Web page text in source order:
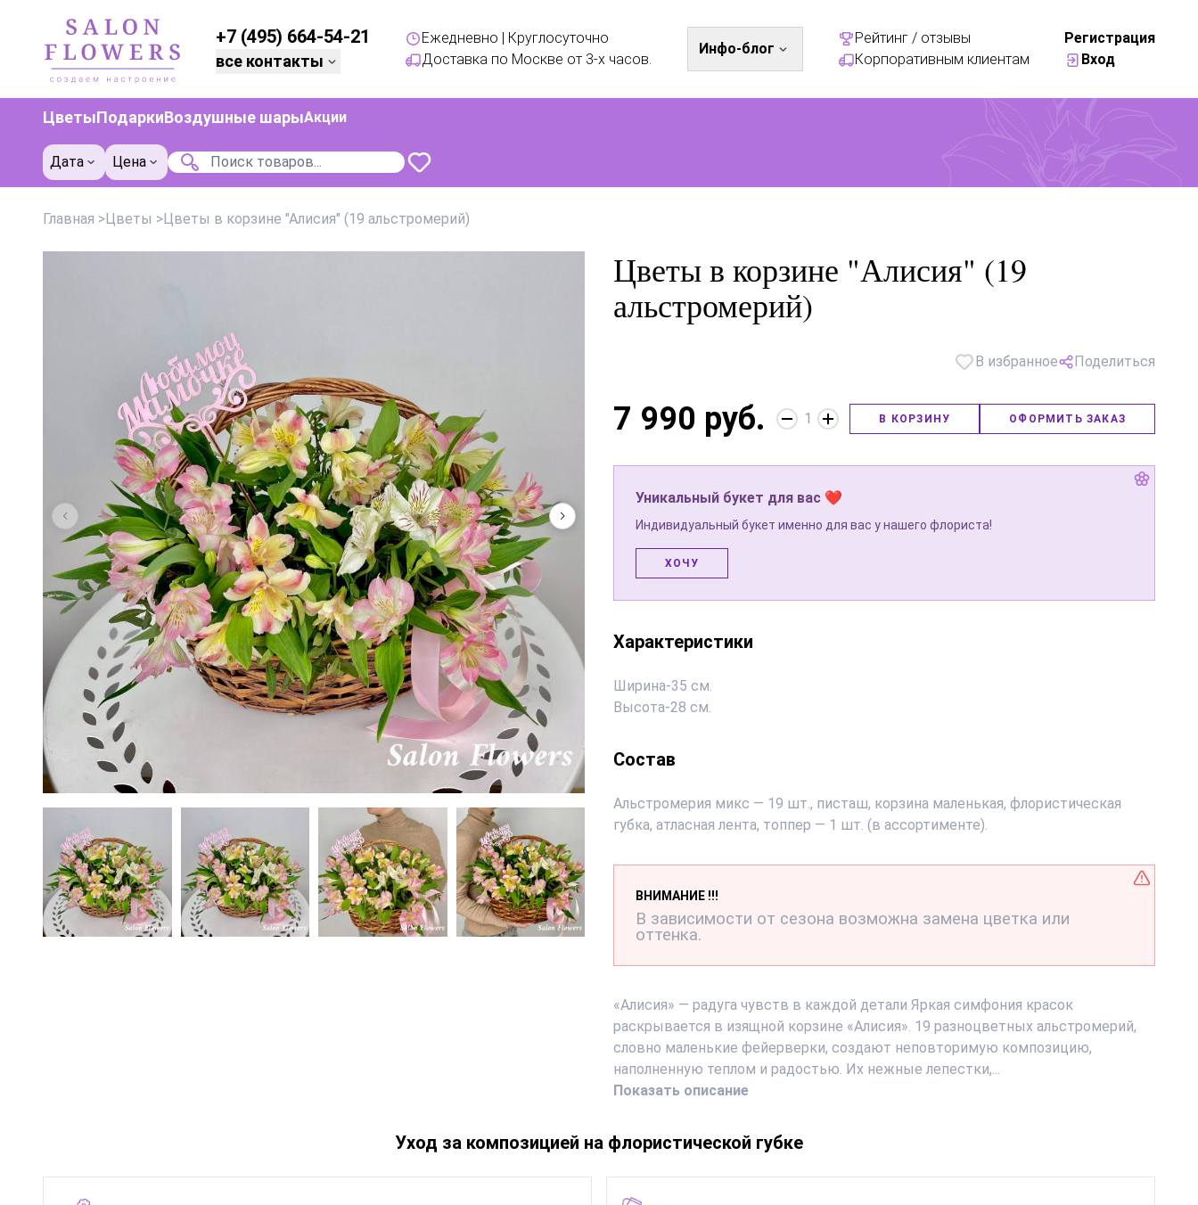
+7 (495) 664-54-21
все контакты
Ежедневно | Круглосуточно
Доставка по Москве от 3-х часов.
Инфо-блог
Рейтинг / отзывы
Корпоративным клиентам
Регистрация
Вход
ЦветыПодаркиВоздушные шарыАкции
Дата Цена
Главная >Цветы >Цветы в корзине "Алисия" (19 альстромерий)
Цветы в корзине "Алисия" (19
альстромерий)
В избранное Поделиться
7 990 руб. 1 В КОРЗИНУ ОФОРМИТЬ ЗАКАЗ
Уникальный букет для вас ❤
Индивидуальный букет именно для вас у нашего флориста!
ХОЧУ
Характеристики
Ширина-35 см.
Высота-28 см.
Состав
Альстромерия микс — 19 шт., писташ, корзина маленькая, флористическая
губка, атласная лента, топпер — 1 шт. (в ассортименте).
ВНИМАНИЕ !!!
В зависимости от сезона возможна замена цветка или
оттенка.
«Алисия» — радуга чувств в каждой детали Яркая симфония красок
раскрывается в изящной корзине «Алисия». 19 разноцветных альстромерий,
словно маленькие фейерверки, создают неповторимую композицию,
наполненную теплом и радостью. Их нежные лепестки,...
Показать описание
Уход за композицией на флористической губке